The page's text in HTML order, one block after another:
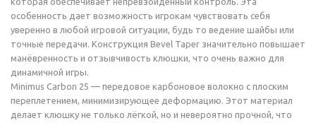
особенность дает возможность игрокам чувствовать себя
уверенно в любой игровой ситуации, будь то ведение шайбы или
точные передачи. Конструкция Bevel Taper значительно повышает
манёвренность и отзывчивость клюшки, что очень важно для
динамичной игры.
Minimus Carbon 25 — передовое карбоновое волокно с плоским
переплетением, минимизирующее деформацию. Этот материал
делает клюшку не только лёгкой, но и невероятно прочной, что